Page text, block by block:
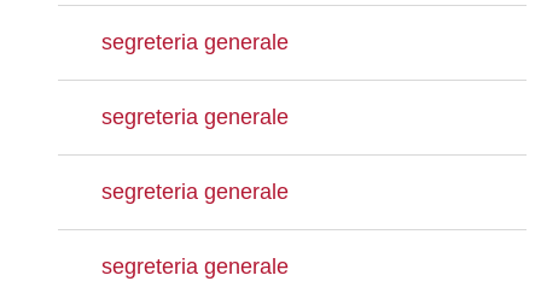
segreteria generale
segreteria generale
segreteria generale
segreteria generale